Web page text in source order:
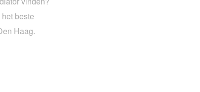
beste
Haag.